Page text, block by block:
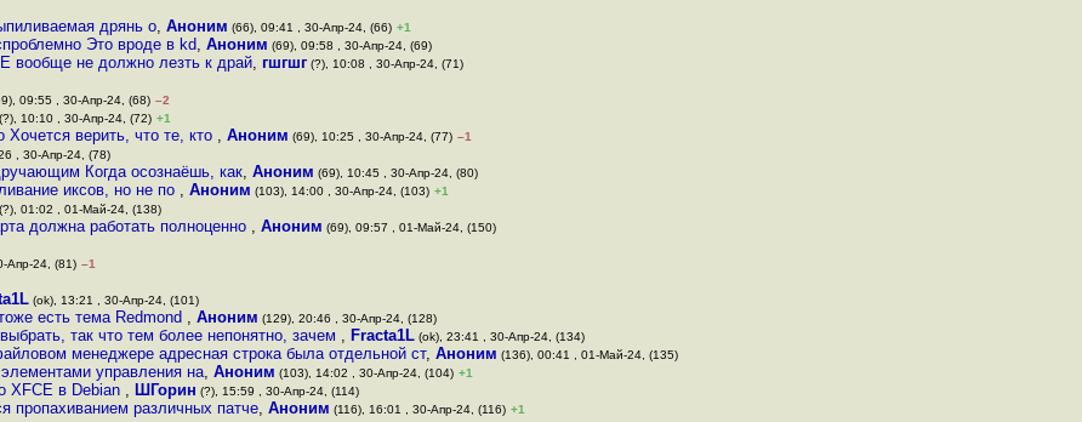
дрянь о, Аноним (66), 09:41 , 30-Апр-24, (66) +1
Это вроде в kd, Аноним (69), 09:58 , 30-Апр-24, (69)
вообще не должно лезть к драй, гшгшг (?), 10:08 , 30-Апр-24, (71)
09:55 , 30-Апр-24, (68) –2
(?), 10:10 , 30-Апр-24, (72) +1
верить, что те, кто , Аноним (69), 10:25 , 30-Апр-24, (77) –1
, 30-Апр-24, (78)
Когда осознаёшь, как, Аноним (69), 10:45 , 30-Апр-24, (80)
иксов, но не по , Аноним (103), 14:00 , 30-Апр-24, (103) +1
(?), 01:02 , 01-Май-24, (138)
должна работать полноценно , Аноним (69), 09:57 , 01-Май-24, (150)
Апр-24, (81) –1
(ok), 13:21 , 30-Апр-24, (101)
есть тема Redmond , Аноним (129), 20:46 , 30-Апр-24, (128)
так что тем более непонятно, зачем , Fracta1L (ok), 23:41 , 30-Апр-24, (134)
менеджере адресная строка была отдельной ст, Аноним (136), 00:41 , 01-Май-24, (135)
управления на, Аноним (103), 14:02 , 30-Апр-24, (104) +1
XFCE в Debian , ШГорин (?), 15:59 , 30-Апр-24, (114)
пропахиванием различных патче, Аноним (116), 16:01 , 30-Апр-24, (116) +1